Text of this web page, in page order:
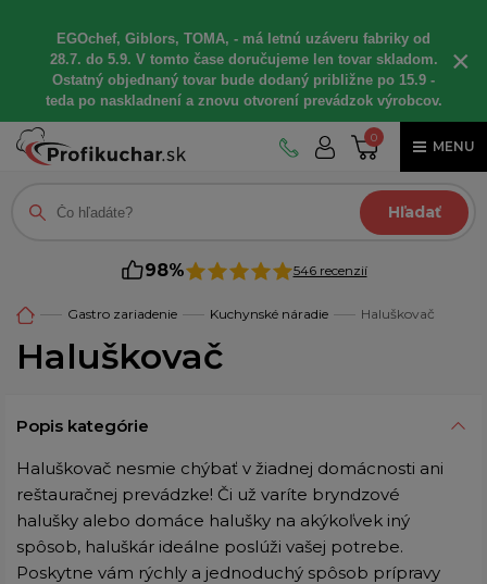
EGOchef, Giblors, TOMA, - má letnú uzáveru fabriky od
28.7. do 5.9. V tomto čase doručujeme len tovar skladom.
Ostatný objednaný tovar bude dodaný približne po 15.9 -
teda po naskladnení a znovu otvorení prevádzok výrobcov.
×
0
MENU
Hľadať
98% 546 recenzií
Gastro zariadenie Kuchynské náradie Haluškovač
Haluškovač
Popis kategórie
Haluškovač nesmie chýbať v žiadnej domácnosti ani
reštauračnej prevádzke! Či už varíte bryndzové
halušky alebo domáce halušky na akýkoľvek iný
spôsob, haluškár ideálne poslúži vašej potrebe.
Poskytne vám rýchly a jednoduchý spôsob prípravy